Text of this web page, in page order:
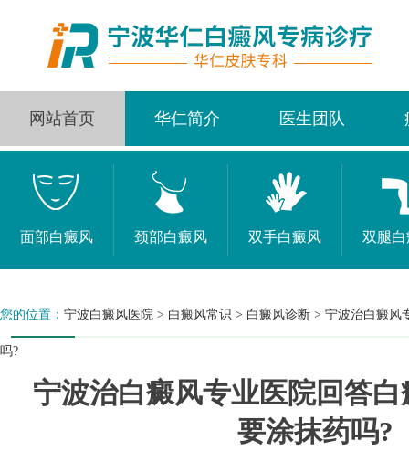
网站首页 华仁简介 医生团队
面部白癜风 颈部白癜风 双手白癜风 双腿
您的位置： 宁波白癜风医院 > 白癜风常识 > 白癜风诊断 > 宁波治白癜风
吗?
宁波治白癜风专业医院回答
要涂抹药吗?